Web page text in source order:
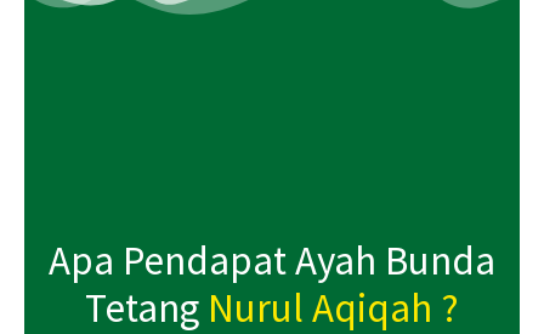
Apa Pendapat Ayah Bunda
Tetang Nurul Aqiqah ?